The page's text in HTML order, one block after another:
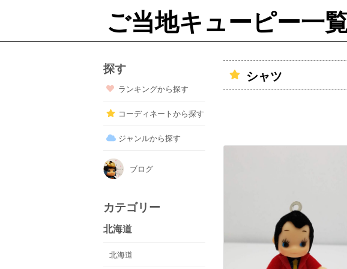
ご当地キューピー一
探す
ランキングから探す
コーディネートから探す
ジャンルから探す
ブログ
カテゴリー
北海道
北海道
シャツ